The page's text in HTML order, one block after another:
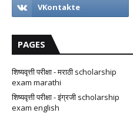
PAGES
शिष्यवृत्ती परीक्षा - मराठी scholarship
exam marathi
शिष्यवृत्ती परीक्षा - इंग्रजी scholarship
exam english